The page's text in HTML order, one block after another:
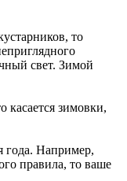
то
свет. Зимой
касается зимовки,
года. Например,
правила, то ваше